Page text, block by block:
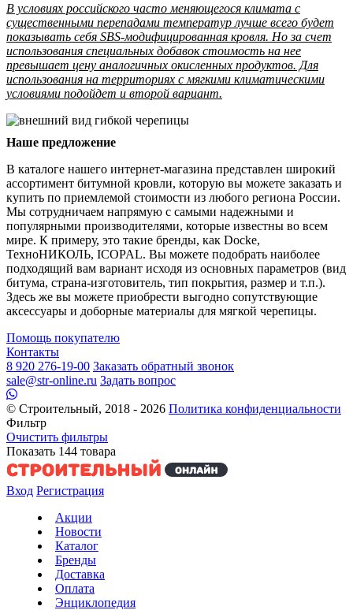
В условиях российского часто меняющегося климата с
существенными перепадами температур лучше всего будет
показывать себя SBS-модифицированная кровля. Но за счет
использования специальных добавок стоимость на нее
превышает цену аналогичных окисленных продуктов. Для
использования на территориях с мягкими климатическими
условиями подойдет и второй вариант.
Наше предложение
В каталоге нашего интернет-магазина представлен широкий
ассортимент битумной кровли, которую вы можете заказать и
купить по приемлемой стоимости из любого региона России.
Мы сотрудничаем напрямую с самыми надежными и
популярными производителями, которые известны во всем
мире. К примеру, это такие бренды, как Docke,
ТехноНИКОЛЬ, ICOPAL. Вы можете подобрать наиболее
подходящий вам вариант исходя из основных параметров (вид
битума, страна-изготовитель, тип покрытия, размер и т.п.).
Здесь же вы можете приобрести выгодно сопутствующие
аксессуары и доборные материалы для мягкой черепицы.
Помощь покупателю
Контакты
8 920 276-19-00 Заказать обратный звонок
sale@str-online.ru Задать вопрос
© Строительный, 2018 - 2026 Политика конфиденциальности
Фильтр
Очистить фильтры
Показать 144 товара
Вход Регистрация
Акции
Новости
Каталог
Бренды
Доставка
Оплата
Энциклопедия